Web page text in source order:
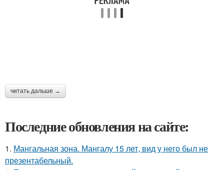
читать дальше →
Последние обновления на сайте:
1. Мангальная зона. Мангалу 15 лет, вид у него был не
презентабельный.